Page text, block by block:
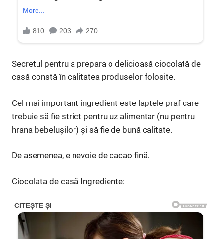
Secretul pentru a prepara o delicioasă ciocolată de
casă constă în calitatea produselor folosite.
Cel mai important ingredient este laptele praf care
trebuie să fie strict pentru uz alimentar (nu pentru
hrana bebeluşilor) şi să fie de bună calitate.
De asemenea, e nevoie de cacao fină.
Ciocolata de casă Ingrediente: